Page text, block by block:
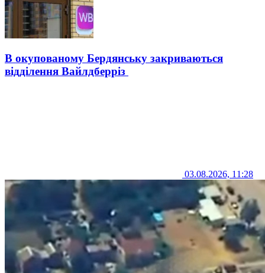
В окупованому Бердянську закриваються
відділення Вайлдберріз
03.08.2026, 11:28